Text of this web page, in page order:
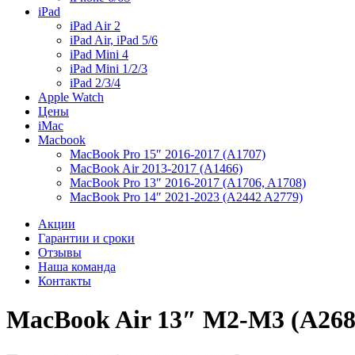
iPad
iPad Air 2
iPad Air, iPad 5/6
iPad Mini 4
iPad Mini 1/2/3
iPad 2/3/4
Apple Watch
Цены
iMac
Macbook
MacBook Pro 15″ 2016-2017 (A1707)
MacBook Air 2013-2017 (A1466)
MacBook Pro 13″ 2016-2017 (A1706, A1708)
MacBook Pro 14″ 2021-2023 (A2442 A2779)
Акции
Гарантии и сроки
Отзывы
Наша команда
Контакты
MacBook Air 13″ M2-M3